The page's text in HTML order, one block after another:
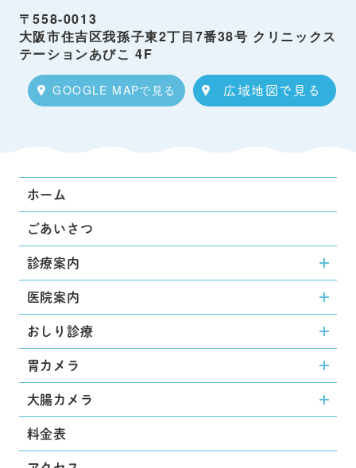
〒558-0013
大阪市住吉区我孫子東2丁目7番38号 クリニックス
テーションあびこ 4F
GOOGLE MAPで見る 広域地図で見る
ホーム
ごあいさつ
診療案内
医院案内
おしり診療
胃カメラ
大腸カメラ
料金表